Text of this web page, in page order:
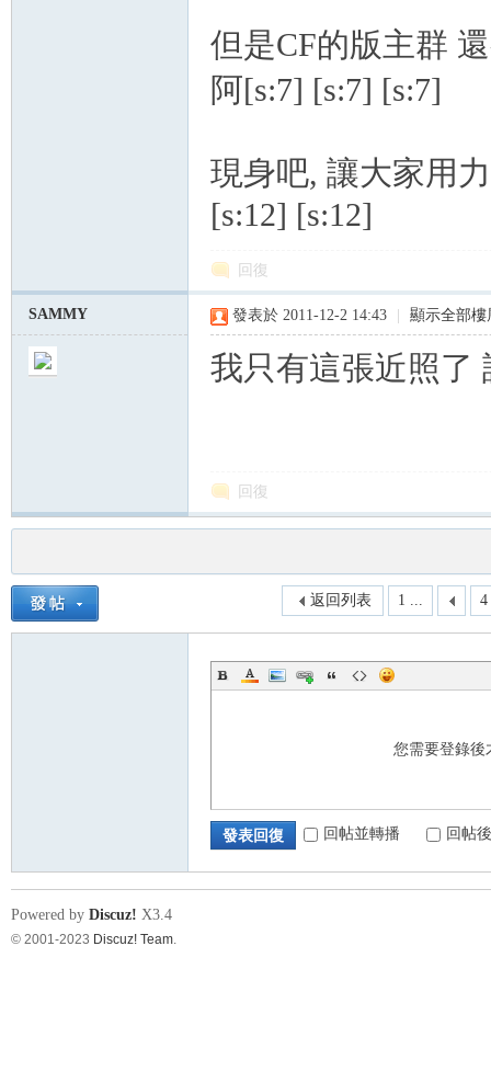
但是CF的版主群
阿[s:7] [s:7] [s:7]
現身吧, 讓大家用
[s:12] [s:12]
回復
SAMMY 發表於 2011-12-2 14:43 顯示全部樓
我只有這張近照了
回復
1 ... 4
返回列表
您需要登錄
發表回復 回帖並轉播 回帖
Powered by Discuz! X3.4
© 2001-2023 Discuz! Team.